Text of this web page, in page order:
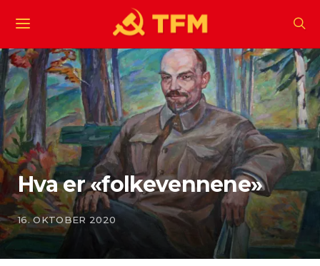
Hva er «folkevennene»
16. OKTOBER 2020